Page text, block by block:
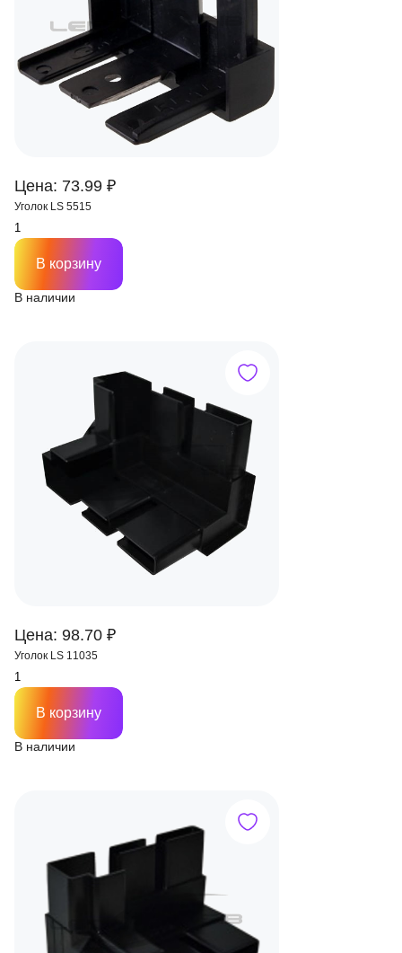
Цена: 73.99 ₽
Уголок LS 5515
В наличии
В корзину
Цена: 98.70 ₽
Уголок LS 11035
В наличии
В корзину